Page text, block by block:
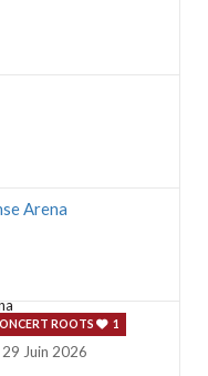
ROOTS 1
29 Juin 2026